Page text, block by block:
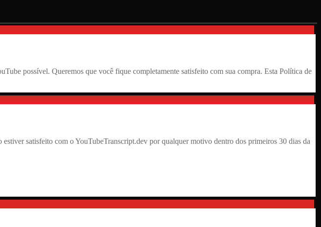
possível. Queremos que você fique completamente satisfeito com sua compra. Esta Política de
satisfeito com o YouTubeTranscript.dev por qualquer motivo dentro dos primeiros 30 dias da